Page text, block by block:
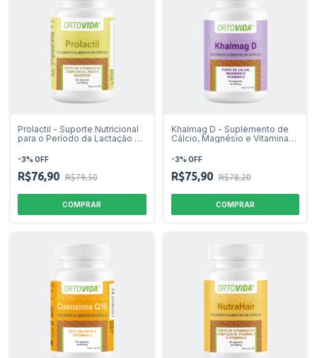
Prolactil - Suporte Nutricional
para o Período da Lactação -
-3% OFF
R$76,90 R$79,50
Khalmag D - Suplemento de
Cálcio, Magnésio e Vitamina
-3% OFF
R$75,90 R$78,20